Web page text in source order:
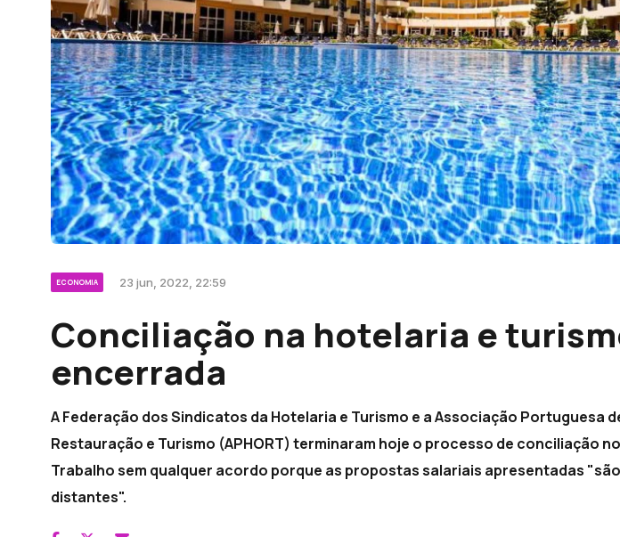
ECONOMIA 23 jun, 2022, 22:59
Conciliação na hotelaria e
encerrada
A Federação dos Sindicatos da Hotelaria e Turismo e a Associação Portuguesa
Restauração e Turismo (APHORT) terminaram hoje o processo de conciliação
Trabalho sem qualquer acordo porque as propostas salariais apresentadas
distantes".